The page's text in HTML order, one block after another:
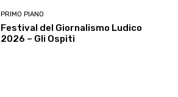
PRIMO PIANO
Festival del Giornalismo Ludico
2026 – Gli Ospiti